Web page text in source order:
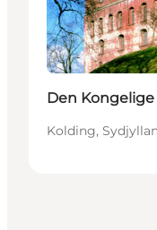
Den
Kolding,